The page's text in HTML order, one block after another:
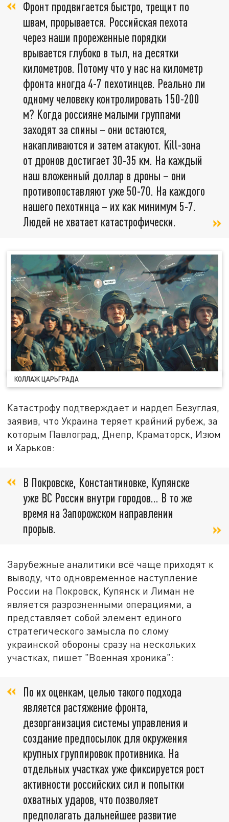
Фронт продвигается быстро, трещит по
швам, прорывается. Российская пехота
через наши прореженные порядки
врывается глубоко в тыл, на десятки
километров. Потому что у нас на километр
фронта иногда 4-7 пехотинцев. Реально ли
одному человеку контролировать 150-200
м? Когда россияне малыми группами
заходят за спины – они остаются,
накапливаются и затем атакуют. Kill-зона
от дронов достигает 30-35 км. На каждый
наш вложенный доллар в дроны – они
противопоставляют уже 50-70. На каждого
нашего пехотинца – их как минимум 5-7.
Людей не хватает катастрофически.
КОЛЛАЖ ЦАРЬГРАДА
Катастрофу подтверждает и нардеп Безуглая,
заявив, что Украина теряет крайний рубеж, за
которым Павлоград, Днепр, Краматорск, Изюм
и Харьков:
В Покровске, Константиновке, Купянске
уже ВС России внутри городов... В то же
время на Запорожском направлении
прорыв.
Зарубежные аналитики всё чаще приходят к
выводу, что одновременное наступление
России на Покровск, Купянск и Лиман не
является разрозненными операциями, а
представляет собой элемент единого
стратегического замысла по слому
украинской обороны сразу на нескольких
участках, пишет "Военная хроника":
По их оценкам, целью такого подхода
является растяжение фронта,
дезорганизация системы управления и
создание предпосылок для окружения
крупных группировок противника. На
отдельных участках уже фиксируется рост
активности российских сил и попытки
охватных ударов, что позволяет
предполагать дальнейшее развитие